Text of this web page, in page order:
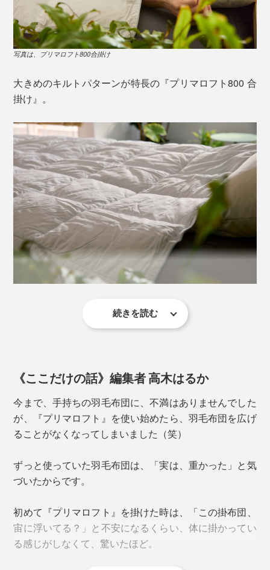
3種の太さのポリエステルを配合してつくる「プリマロフト」
しかも、羽毛と違って、水分を吸ってもヘタりにくい特
長から、アメリカ陸軍や海軍、登山家といった、プロ向
軽くて暖かいのに、水に強い『プリマロフト』の特長
その発想から、寝具メーカーのディーブレスが、掛布団
フンワリ軽いのに暖かくて、まるで、一晩中“春の陽
気”に包まれているような、身軽な寝心地……重い綿布
団や毛布、洗えない羽毛布団が扱いにくくなってきた人
に、おすすめします。
大きめのキルトパターンでホンワカ暖かい「プリマロフト800 合掛け布団」
布団には、着脱用のスナップボタンが6ヵ所ついている
ので、ほかの『プリマロフト』シリーズと組み合せれ
例えば、本品「800 合掛け」と、「400肌掛け」を組み
写真は、プリマロフト800合掛け
大きめのキルトパターンが特長の『プリマロフト800 合
掛け』。
で、保温力が高まって、ますます暖かく。
続きを読む
《ここだけの話》編集者 高木はるか
今まで、手持ちの羽毛布団に、不満はありませんでした
が、『プリマロフト』を使い始めたら、羽毛布団を広げ
ることがなくなってしまいました（笑）
ずっと使っていた羽毛布団は、「実は、重かった」と気
づいたからです。
初めて『プリマロフト』を掛けた時は、「この掛布団、
宙に浮いてる？」と不安になるくらい、体に掛かってい
る感じがしなくて、驚いたほど。